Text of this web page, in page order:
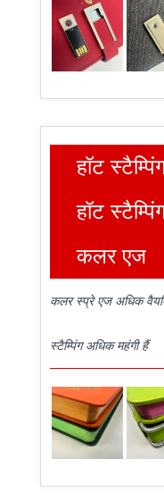
हॉट
हॉट
कलर एज
कलर स्प्रे एज अधिक
स्टैम्पिंग अधिक महंगी हैं